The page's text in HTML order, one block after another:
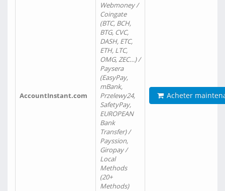
AccountInstant.com
Webmoney /
Coingate
(BTC, BCH,
BTG, CVC,
DASH, ETC,
ETH, LTC,
OMG, ZEC…) /
Paysera
(EasyPay,
mBank,
Przelewy24,
SafetyPay,
EUROPEAN
Bank
Transfer) /
Payssion,
Giropay /
Local
Methods
(20+
Methods)
Acheter